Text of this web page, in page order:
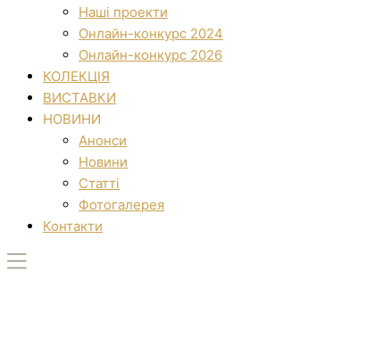
Наші проекти
Онлайн-конкурс 2024
Онлайн-конкурс 2026
КОЛЕКЦІЯ
ВИСТАВКИ
НОВИНИ
Анонси
Новини
Статті
Фотогалерея
Контакти